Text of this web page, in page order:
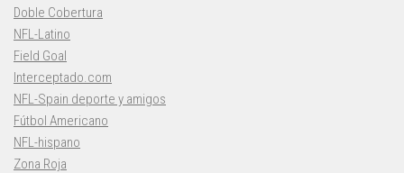
Doble Cobertura
NFL-Latino
Field Goal
Interceptado.com
NFL-Spain deporte y amigos
Fútbol Americano
NFL-hispano
Zona Roja